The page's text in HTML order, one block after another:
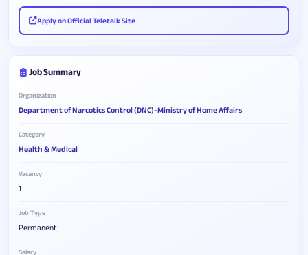
Apply on Official Teletalk Site
Job Summary
Organization
Department of Narcotics Control (DNC)-Ministry of Home Affairs
Category
Health & Medical
Vacancy
1
Job Type
Permanent
Salary